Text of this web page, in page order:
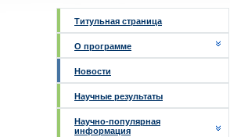
Титульная страница
О программе
Новости
Научные результаты
Научно-популярная
информация